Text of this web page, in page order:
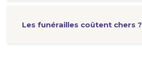
Les funérailles coûtent chers ?